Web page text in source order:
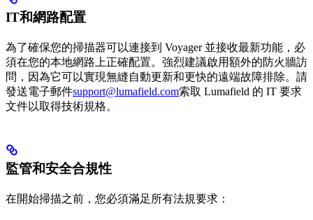
IT和網路配置
為了確保您的掃描器可以連接到 Voyager 並接收最新功能，必
須在您的本地網路上正確配置。強烈建議啟用額外的防火牆訪
問，因為它可以實現無縫自動更新和更快的遠端故障排除。請
發送電子郵件support@lumafield.com索取 Lumafield 的 IT 要求
文件以取得技術規格。
監管和安全合規性
在開始掃描之前，您必須滿足所有法規要求：